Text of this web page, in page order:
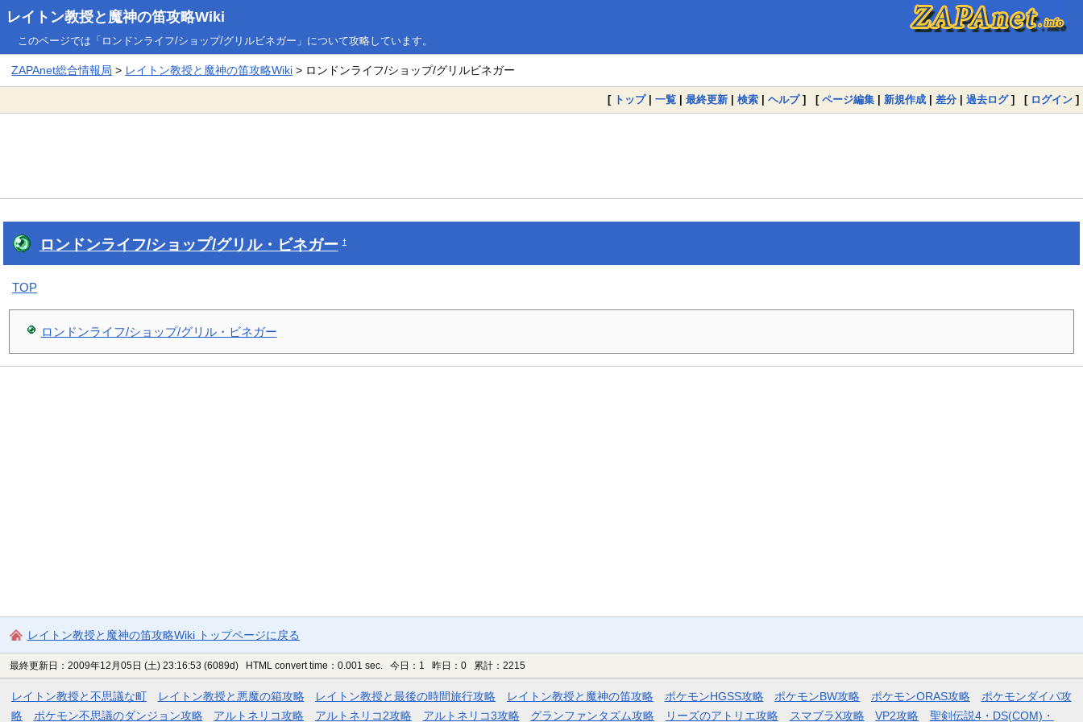
レイトン教授と魔神の笛攻略Wiki
このページでは「ロンドンライフ/ショップ/グリルビネガー」について攻略しています。
ZAPAnet総合情報局 > レイトン教授と魔神の笛攻略Wiki > ロンドンライフ/ショップ/グリルビネガー
[ トップ| 一覧 | 最終更新 | 検索 | ヘルプ] [ ページ編集 | 新規作成 | 差分 | 過去ログ] [ ログイン ]
ロンドンライフ/ショップ/グリル・ビネガー †
TOP
ロンドンライフ/ショップ/グリル・ビネガー
レイトン教授と魔神の笛攻略Wiki トップページに戻る
最終更新日：2009年12月05日 (土) 23:16:53 (6089d) HTML convert time：0.001 sec. 今日：1 昨日：0 累計：2215
レイトン教授と不思議な町 レイトン教授と悪魔の箱攻略 レイトン教授と最後の時間旅行攻略 レイトン教授と魔神の笛攻略 ポケモンHGSS攻略 ポケモンBW攻略 ポケモンORAS攻略
ポケモンダイパ攻
略
ポケモン不思議のダンジョン攻略 アルトネリコ攻略 アルトネリコ2攻略 アルトネリコ3攻略 グランファンタズム攻略 リーズのアトリエ攻略 スマブラX攻略 VP2攻略 聖剣伝説4・DS(COM)・